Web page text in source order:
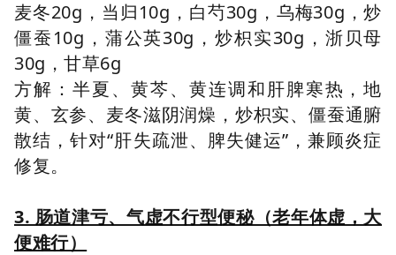
麦冬20g，当归10g，白芍30g，乌梅30g，炒
僵蚕10g，蒲公英30g，炒枳实30g，浙贝母
30g，甘草6g
方解：半夏、黄芩、黄连调和肝脾寒热，地
黄、玄参、麦冬滋阴润燥，炒枳实、僵蚕通腑
散结，针对“肝失疏泄、脾失健运”，兼顾炎症
修复。
3. 肠道津亏、气虚不行型便秘（老年体虚，大
便难行）